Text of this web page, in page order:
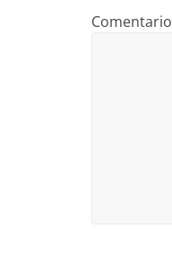
Comentario